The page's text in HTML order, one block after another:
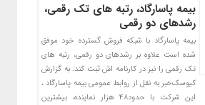
بیمه پاسارگاد، رتبه های تک رقمی،
رشدهای دو رقمی
بیمه پاسارگاد با شبکه فروش گسترده خود موفق
شده است علاوه بر رشدهای دو رقمی، رتبه های
تک رقمی را نیز در کارنامه اش ثبت کند. به گزارش
کیوسک‌خبر به نقل از روابط عمومی بیمه پاسارگاد ،
این شرکت با حدود۴۸ هزار نماینده، بیشترین